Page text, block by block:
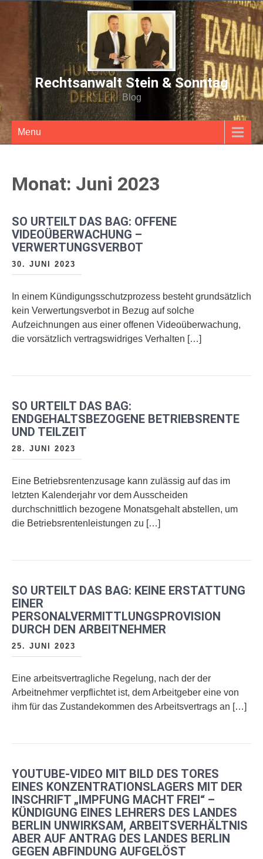
Rechtsanwalt Stein & Sonntag
Blog
Menu
Monat: Juni 2023
SO URTEILT DAS BAG: OFFENE
VIDEOÜBERWACHUNG –
VERWERTUNGSVERBOT
30. JUNI 2023
In einem Kündigungsschutzprozess besteht grundsätzlich
kein Verwertungsverbot in Bezug auf solche
Aufzeichnungen aus einer offenen Videoüberwachung,
die vorsätzlich vertragswidriges Verhalten […]
SO URTEILT DAS BAG:
ENDGEHALTSBEZOGENE BETRIEBSRENTE
UND TEILZEIT
28. JUNI 2023
Eine Betriebsrentenzusage kann zulässig auf das im
letzten Kalenderjahr vor dem Ausscheiden
durchschnittlich bezogene Monatsgehalt abstellen, um
die Betriebsrentenleistungen zu […]
SO URTEILT DAS BAG: KEINE ERSTATTUNG
EINER
PERSONALVERMITTLUNGSPROVISION
DURCH DEN ARBEITNEHMER
25. JUNI 2023
Eine arbeitsvertragliche Regelung, nach der der
Arbeitnehmer verpflichtet ist, dem Arbeitgeber eine von
ihm für das Zustandekommen des Arbeitsvertrags an […]
YOUTUBE-VIDEO MIT BILD DES TORES
EINES KONZENTRATIONSLAGERS MIT DER
INSCHRIFT „IMPFUNG MACHT FREI“ –
KÜNDIGUNG EINES LEHRERS DES LANDES
BERLIN UNWIRKSAM, ARBEITSVERHÄLTNIS
ABER AUF ANTRAG DES LANDES BERLIN
GEGEN ABFINDUNG AUFGELÖST